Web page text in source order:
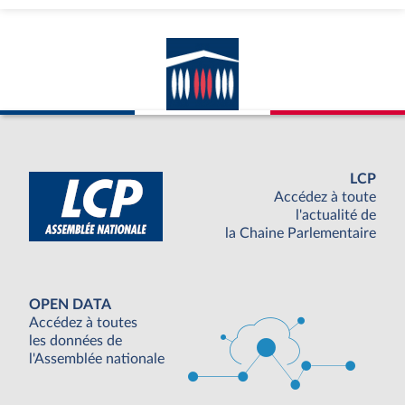
LCP
Accédez à toute
l'actualité de
la Chaine Parlementaire
OPEN DATA
Accédez à toutes
les données de
l'Assemblée nationale